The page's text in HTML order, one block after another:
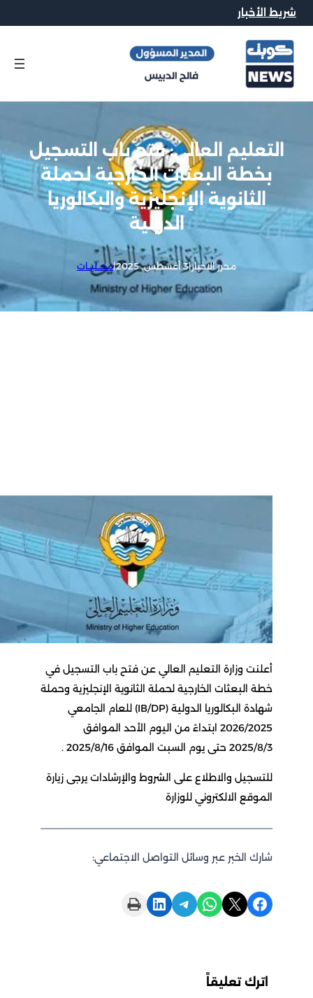
شريط الأخبار
التعليم العالي: فتح باب التسجيل
بخطة البعثات الخارجية لحملة
الثانوية الإنجليزية والبكالوريا
الدولية
محرر الاخبار|3 أغسطس, 2025 |محــليــات
أعلنت وزارة التعليم العالي عن فتح باب التسجيل في
خطة البعثات الخارجية لحملة الثانوية الإنجليزية وحملة
شهادة البكالوريا الدولية (IB/DP) للعام الجامعي
2026/2025 ابتداءً من اليوم الأحد الموافق
2025/8/3 حتى يوم السبت الموافق 2025/8/16 .
للتسجيل والاطلاع على الشروط والإرشادات يرجى زيارة
الموقع الالكتروني للوزارة
شارك الخبر عبر وسائل التواصل الاجتماعي:
Share on Facebook
Share on X
Share on WhatsApp
Share on Telegram
Share on LinkedIn
Print this Page
اترك تعليقاً